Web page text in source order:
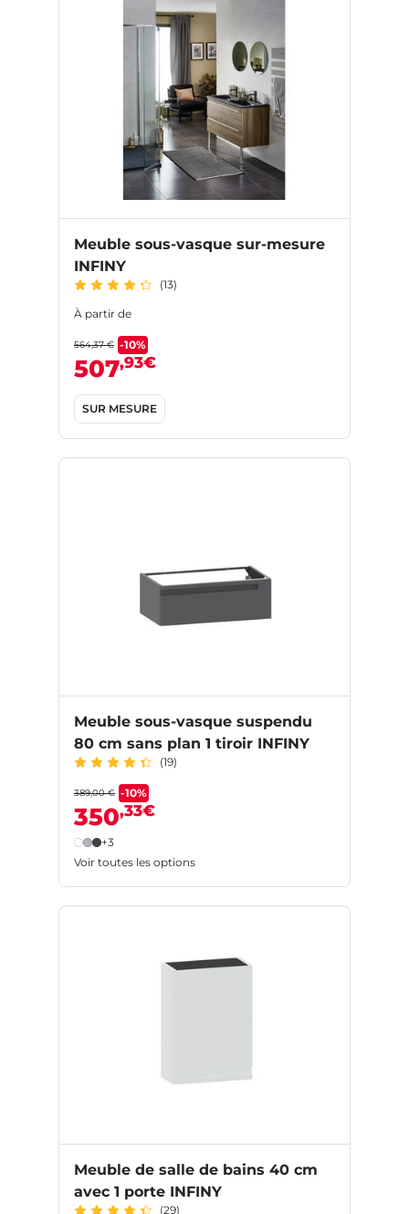
Meuble sous-vasque sur-mesure
INFINY
(13)
À partir de
564,37 € -10%
507,93€
SUR MESURE
Meuble sous-vasque suspendu
80 cm sans plan 1 tiroir INFINY
(19)
389,00 € -10%
350,33€
+3
Voir toutes les options
Meuble de salle de bains 40 cm
avec 1 porte INFINY
(29)